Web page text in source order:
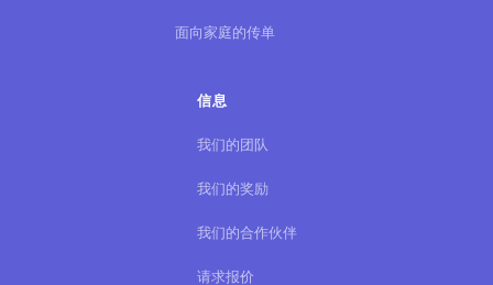
面向家庭的传单
信息
我们的团队
我们的奖励
我们的合作伙伴
请求报价